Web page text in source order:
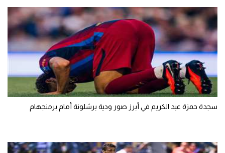
تحليل في الجول
حكايات في الجول
كويز في الجول
فيديو في الجول
سجدة حمزة عبد الكريم في أبرز صور ودية برشلونة أمام برمنجهام